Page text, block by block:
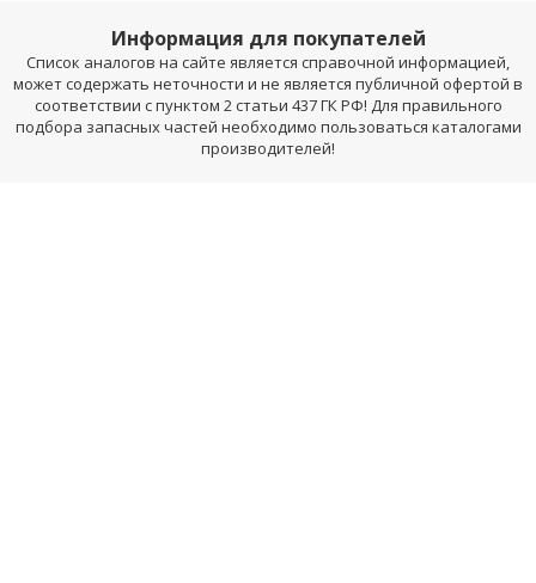
Информация для покупателей
Список аналогов на сайте является справочной информацией,
может содержать неточности и не является публичной офертой в
соответствии с пунктом 2 статьи 437 ГК РФ! Для правильного
подбора запасных частей необходимо пользоваться каталогами
производителей!